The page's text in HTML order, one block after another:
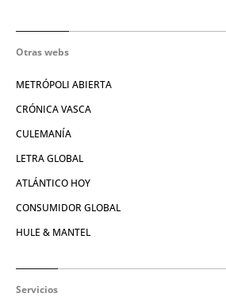
Otras webs
METRÓPOLI ABIERTA
CRÓNICA VASCA
CULEMANÍA
LETRA GLOBAL
ATLÁNTICO HOY
CONSUMIDOR GLOBAL
HULE & MANTEL
Servicios